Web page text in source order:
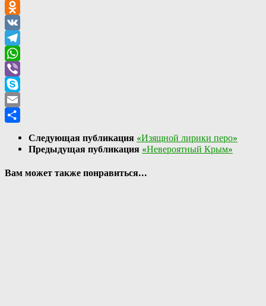
Odnoklassniki
VK
Telegram
WhatsApp
Viber
Skype
Email
Следующая публикация «Изящной лирики перо»
Предыдущая публикация «Невероятный Крым»
Вам может также понравиться...